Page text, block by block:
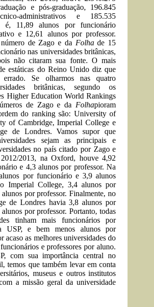
e pós-graduação, 196.845
administrativos e 185.535
é, 11,89 alunos por funcionário
e 12,61 alunos por professor.
de Zago e da Folhade 15
nas universidades britânicas,
não citaram sua fonte. O mais
estáticas do Reino Unido diz que
Se olharmos nas quatro
britânicas, segundo os
Higher Education World Rankings
de Zago e da Folhapioram
do ranking são: University of
of Cambridge, Imperial College e
de Londres. Vamos supor que
sejam as principais e
no país citado por Zago e
2013, na Oxford, houve 4,92
e 4,3 alunos por professor. Na
por funcionário e 3,9 alunos
Imperial College, 3,4 alunos por
por professor. Finalmente, no
de Londres havia 3,8 alunos por
por professor. Portanto, todas
tinham mais funcionários por
USP, e bem menos alunos por
acaso as melhores universidades do
e professores por aluno.
com sua importância central no
temos que também levar em conta
museus e outros institutos
a missão geral da universidade